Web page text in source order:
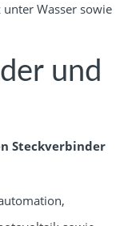
Wasser sowie
und
Steckverbinder